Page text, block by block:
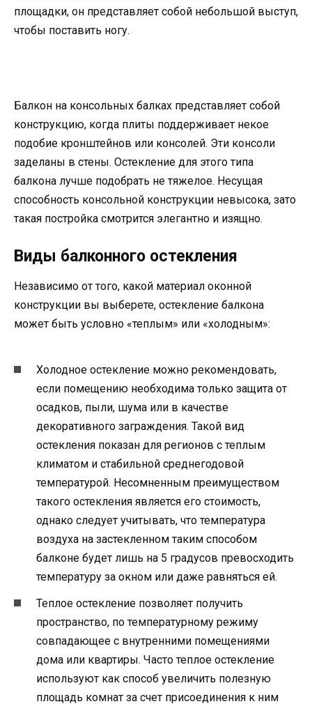
площадки, он представляет собой небольшой выступ,
чтобы поставить ногу.
Балкон на консольных балках представляет собой
конструкцию, когда плиты поддерживает некое
подобие кронштейнов или консолей. Эти консоли
заделаны в стены. Остекление для этого типа
балкона лучше подобрать не тяжелое. Несущая
способность консольной конструкции невысока, зато
такая постройка смотрится элегантно и изящно.
Виды балконного остекления
Независимо от того, какой материал оконной
конструкции вы выберете, остекление балкона
может быть условно «теплым» или «холодным»:
Холодное остекление можно рекомендовать,
если помещению необходима только защита от
осадков, пыли, шума или в качестве
декоративного заграждения. Такой вид
остекления показан для регионов с теплым
климатом и стабильной среднегодовой
температурой. Несомненным преимуществом
такого остекления является его стоимость,
однако следует учитывать, что температура
воздуха на застекленном таким способом
балконе будет лишь на 5 градусов превосходить
температуру за окном или даже равняться ей.
Теплое остекление позволяет получить
пространство, по температурному режиму
совпадающее с внутренними помещениями
дома или квартиры. Часто теплое остекление
используют как способ увеличить полезную
площадь комнат за счет присоединения к ним